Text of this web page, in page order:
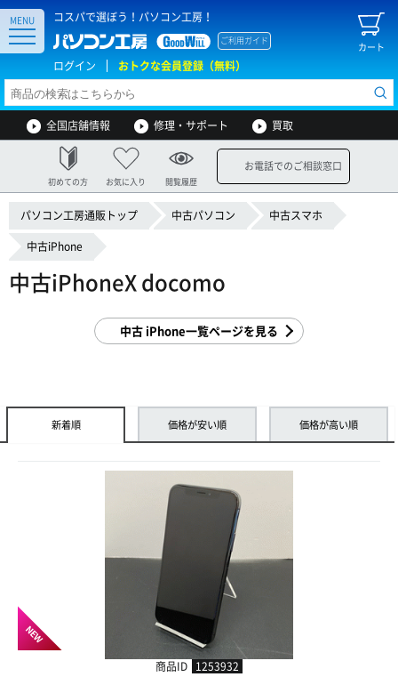
コスパで選ぼう！パソコン工房！
カート
ご利用ガイド
ログイン おトクな会員登録（無料）
MENU
全国店舗情報 修理・サポート 買取
初めての方 お気に入り 閲覧履歴
お電話でのご相談窓口
パソコン工房通販トップ 中古パソコン
中古スマホ
中古iPhone
中古iPhoneX docomo
中古 iPhone一覧ページを見る
新着順 価格が安い順 価格が高い順
NEW
商品ID 1253932